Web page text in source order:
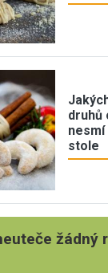
druhů
nesmí
stole
žádný